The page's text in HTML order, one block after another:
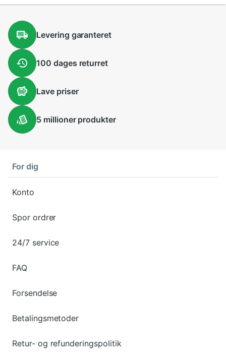
Levering garanteret
100 dages returret
Lavepriser
5 millionerprodukter
For dig
Konto
Spor ordrer
24/7 service
FAQ
Forsendelse
Betalingsmetoder
Retur- og refunderingspolitik